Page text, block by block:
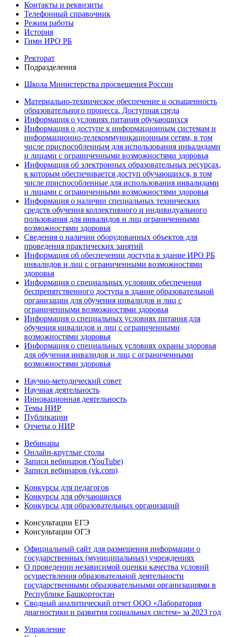
Контакты и реквизиты
Телефонный справочник
Режим работы
История
Гимн ИРО РБ
Ректорат
Подразделения
Школа Министерства просвещения России
Материально-техническое обеспечение и оснащенность
образовательного процесса. Доступная среда
Информация о условиях питания обучающихся
Информация о доступе к информационным системам и
информационно-телекоммуникационным сетям, в том
числе приспособленным для использования инвалидами
и лицами с ограниченными возможностями здоровья
Информация об электронных образовательных ресурсах,
к которым обеспечивается доступ обучающихся, в том
числе приспособленные для использования инвалидами
и лицами с ограниченными возможностями здоровья
Информация о наличии специальных технических
средств обучения коллективного и индивидуального
пользования для инвалидов и лиц ограниченными
возможностями здоровья
Сведения о наличии оборудованных объектов для
проведения практических занятий
Информация об обеспечении доступа в здание ИРО РБ
инвалидов и лиц с ограниченными возможностями
здоровья
Информация о специальных условиях обеспечения
беспрепятственного доступа в здание образовательной
организации для обучения инвалидов и лиц с
ограниченными возможностями здоровья
Информация о специальных условиях питания для
обучения инвалидов и лиц с ограниченными
возможностями здоровья
Информация о специальных условиях охраны здоровья
для обучения инвалидов и лиц с ограниченными
возможностями здоровья
Научно-методический совет
Научная деятельность
Инновационная деятельность
Темы НИР
Публикации
Отчеты о НИР
Вебинары
Онлайн-круглые столы
Записи вебинаров (YouTube)
Записи вебинаров (vk.com)
Конкурсы для педагогов
Конкурсы для обучающихся
Конкурсы для образовательных организаций
Консультации ЕГЭ
Консультации ОГЭ
Официальный сайт для размещения информации о
государственных (муниципальных) учреждениях
О проведении независимой оценки качества условий
осуществления образовательной деятельности
государственными образовательными организациями в
Республике Башкортостан
Сводный аналитический отчет ООО «Лаборатория
диагностики и развития социальных систем» за 2023 год
Управление